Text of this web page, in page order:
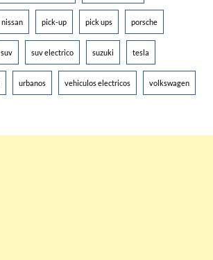
nissan pick-up pick ups porsche
suv suv electrico suzuki tesla
urbanos vehiculos electricos volkswagen